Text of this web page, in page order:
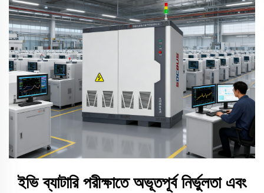
ইভি ব্যাটারি পরীক্ষাতে অভূতপূর্ব নির্ভুলতা এবং